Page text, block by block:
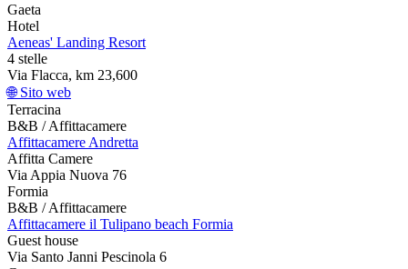
Gaeta
Hotel
Aeneas' Landing Resort
4 stelle
Via Flacca, km 23,600
🌐 Sito web
Terracina
B&B / Affittacamere
Affittacamere Andretta
Affitta Camere
Via Appia Nuova 76
Formia
B&B / Affittacamere
Affittacamere il Tulipano beach Formia
Guest house
Via Santo Janni Pescinola 6